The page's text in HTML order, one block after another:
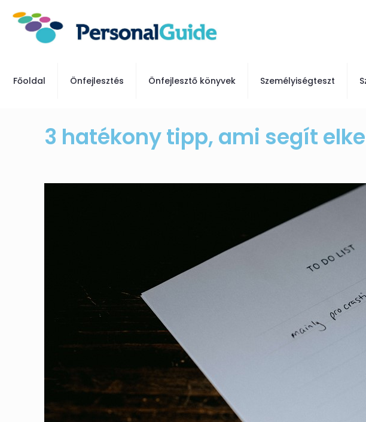
Főoldal Önfejlesztés Önfejlesztő könyvek Személyiségteszt
3 hatékony tipp, ami segít